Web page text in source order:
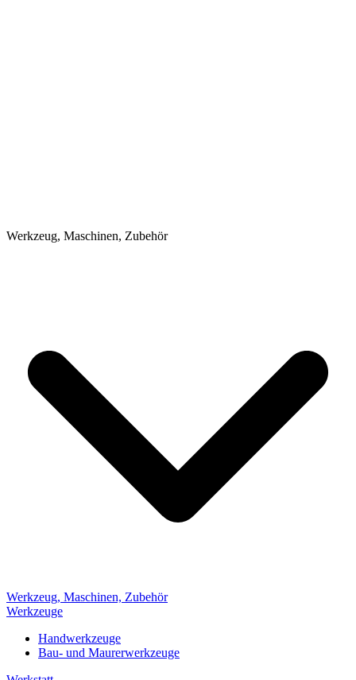
Werkzeug, Maschinen, Zubehör
Werkzeug, Maschinen, Zubehör
Werkzeuge
Handwerkzeuge
Bau- und Maurerwerkzeuge